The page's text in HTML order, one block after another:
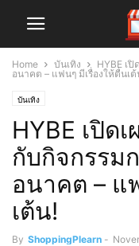
Home บันเทิง
HYBE เ
อนาคต – แฟนๆ มีเรื่องให้ตื่นเต้
บันเทิง
HYBE เปิด
กับกิจกรรม
อนาคต – แ
เต้น!
By ShoppingPlearn -